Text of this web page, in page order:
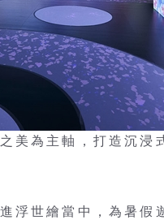
美為主軸，打造沉浸
浮世繪當中，為暑假